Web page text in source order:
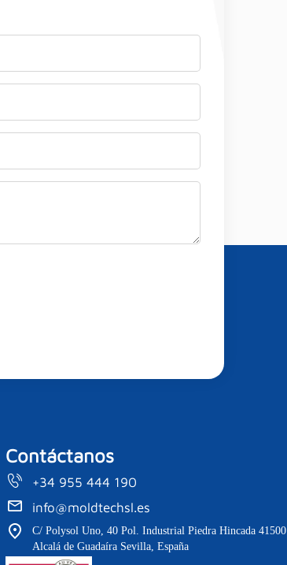
Contáctanos
+34 955 444 190
info@moldtechsl.es
C/ Polysol Uno, 40 Pol. Industrial Piedra Hincada 41500
Alcalá de Guadaíra Sevilla, España